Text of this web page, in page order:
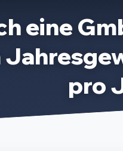
eine
pro